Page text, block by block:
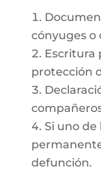
cónyuges o
Escritura
protección
Si uno de
defunción.